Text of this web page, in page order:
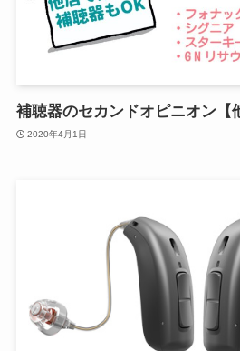
補聴器のセカンドオピニオン【
2020年4月1日